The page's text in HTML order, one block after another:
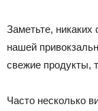
Заметьте, никаких
нашей
свежие продукты,
Часто несколько